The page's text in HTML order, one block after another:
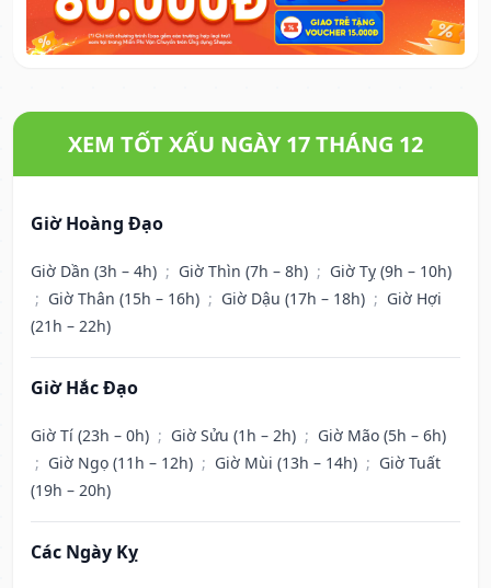
XEM TỐT XẤU NGÀY 17 THÁNG 12
Giờ Hoàng Đạo
Giờ Dần (3h – 4h) ; Giờ Thìn (7h – 8h) ; Giờ Tỵ (9h – 10h)
; Giờ Thân (15h – 16h) ; Giờ Dậu (17h – 18h) ; Giờ Hợi
(21h – 22h)
Giờ Hắc Đạo
Giờ Tí (23h – 0h) ; Giờ Sửu (1h – 2h) ; Giờ Mão (5h – 6h)
; Giờ Ngọ (11h – 12h) ; Giờ Mùi (13h – 14h) ; Giờ Tuất
(19h – 20h)
Các Ngày Kỵ